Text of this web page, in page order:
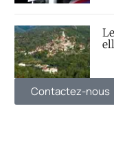
Contactez-nous